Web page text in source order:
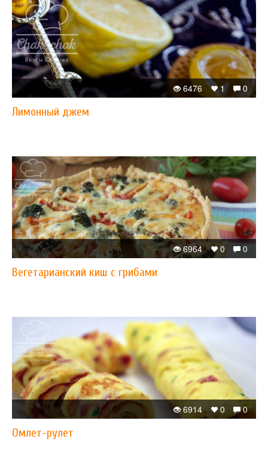
0
1
6476
Лимонный джем
0
0
6964
Вегетарианский киш с грибами
0
0
6914
Омлет-рулет